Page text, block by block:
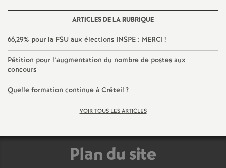
l
é
a
n
s
ARTICLES DE LA RUBRIQUE
66,29% pour la FSU aux élections INSPE : MERCI !
Pétition pour l’augmentation du nombre de postes aux
concours
Quelle formation continue à Créteil ?
VOIR TOUS LES ARTICLES
Plan du site